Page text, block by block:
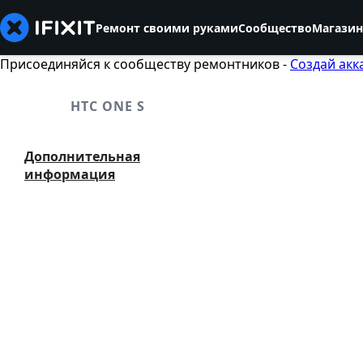
Ремонт своими рукамиСообществоМагазин
Присоединяйся к сообществу ремонтников - Создай
HTC ONE S
Дополнительная
информация